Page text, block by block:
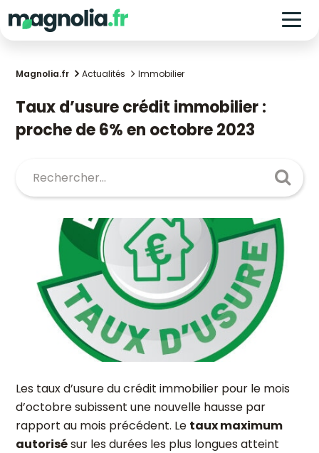
Magnolia.fr Actualités Immobilier
Taux d’usure crédit immobilier :
proche de 6% en octobre 2023
Les taux d’usure du crédit immobilier pour le mois
d’octobre subissent une nouvelle hausse par
rapport au mois précédent. Le taux maximum
autorisésur les durées les plus longues atteint